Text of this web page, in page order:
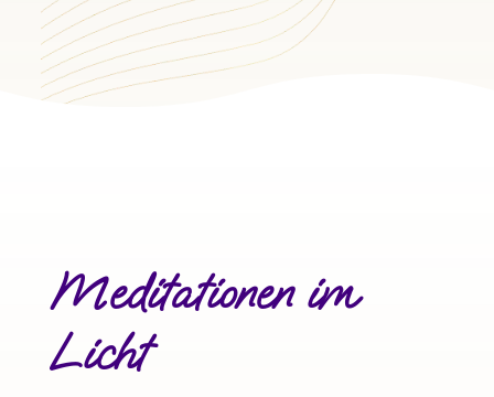
Meditationen im
Licht